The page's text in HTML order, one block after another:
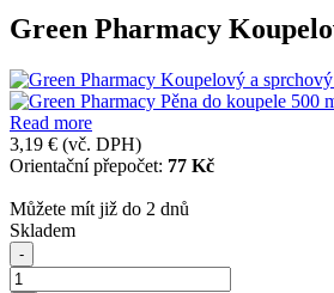
Green Pharmacy
Read more
3,19 € (vč. DPH)
Orientační přepočet: 77 Kč
Můžete mít již do 2 dnů
Skladem
-